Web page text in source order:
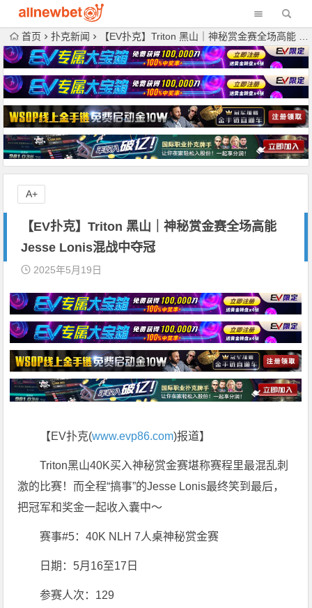
首页 扑克新闻 【EV扑克】Triton 黑山｜神秘赏金赛全场高能 Jesse Lonis混战中夺冠
【EV扑克】Triton 黑山｜神秘赏金赛全场高能
Jesse Lonis混战中夺冠
2025年5月19日
【EV扑克(www.evp86.com)报道】
Triton黑山40K买入神秘赏金赛堪称赛程里最混乱刺
激的比赛！而全程“搞事”的Jesse Lonis最终笑到最后，
把冠军和奖金一起收入囊中～
赛事#5：40K NLH 7人桌神秘赏金赛
日期：5月16至17日
参赛人次：129
A+